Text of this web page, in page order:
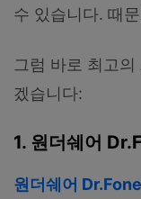
수 있습니다. 때
그럼 바로 최고의
겠습니다:
1. 원더쉐어
원더쉐어 Dr.Fone